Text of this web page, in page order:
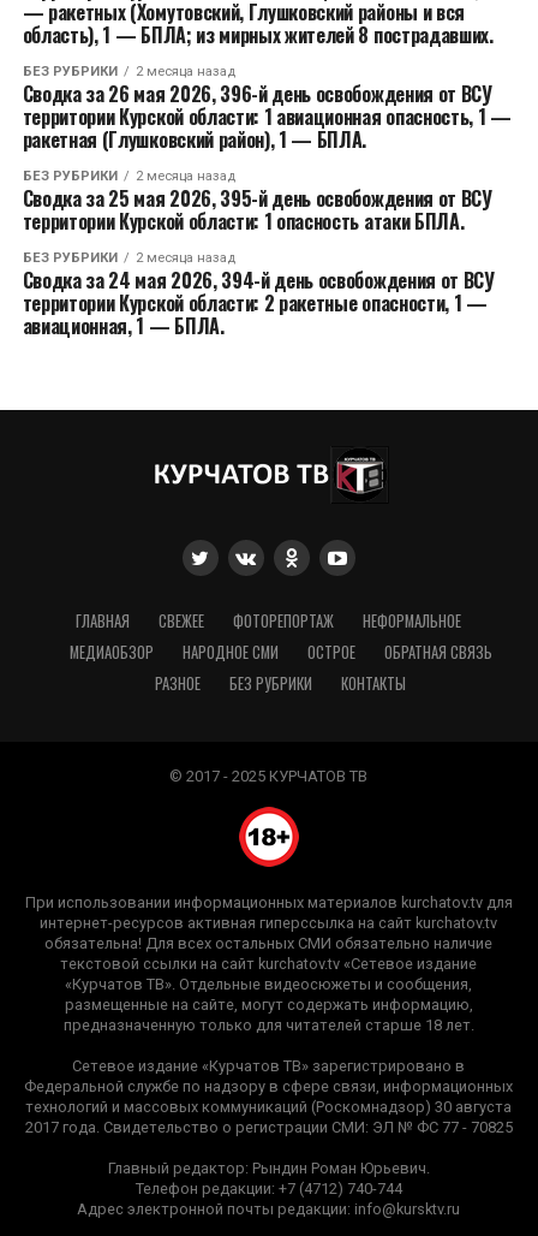
— ракетных (Хомутовский, Глушковский районы и вся
область), 1 — БПЛА; из мирных жителей 8 пострадавших.
БЕЗ РУБРИКИ 2 месяца назад
Сводка за 26 мая 2026, 396-й день освобождения от ВСУ
территории Курской области: 1 авиационная опасность, 1 —
ракетная (Глушковский район), 1 — БПЛА.
БЕЗ РУБРИКИ 2 месяца назад
Сводка за 25 мая 2026, 395-й день освобождения от ВСУ
территории Курской области: 1 опасность атаки БПЛА.
БЕЗ РУБРИКИ 2 месяца назад
Сводка за 24 мая 2026, 394-й день освобождения от ВСУ
территории Курской области: 2 ракетные опасности, 1 —
авиационная, 1 — БПЛА.
ГЛАВНАЯ СВЕЖЕЕ ФОТОРЕПОРТАЖ
НЕФОРМАЛЬНОЕ
МЕДИАОБЗОР
НАРОДНОЕ СМИ ОСТРОЕ
ОБРАТНАЯ СВЯЗЬ
РАЗНОЕ
БЕЗ РУБРИКИ КОНТАКТЫ
© 2017 - 2025 КУРЧАТОВ ТВ
При использовании информационных материалов kurchatov.tv для
интернет-ресурсов активная гиперссылка на сайт kurchatov.tv
обязательна! Для всех остальных СМИ обязательно наличие
текстовой ссылки на сайт kurchatov.tv «Сетевое издание
«Курчатов ТВ». Отдельные видеосюжеты и сообщения,
размещенные на сайте, могут содержать информацию,
предназначенную только для читателей старше 18 лет.
Сетевое издание «Курчатов ТВ» зарегистрировано в
Федеральной службе по надзору в сфере связи, информационных
технологий и массовых коммуникаций (Роскомнадзор) 30 августа
2017 года. Свидетельство о регистрации СМИ: ЭЛ № ФС 77 - 70825
Главный редактор: Рындин Роман Юрьевич.
Телефон редакции: +7 (4712) 740-744
Адрес электронной почты редакции: info@kursktv.ru